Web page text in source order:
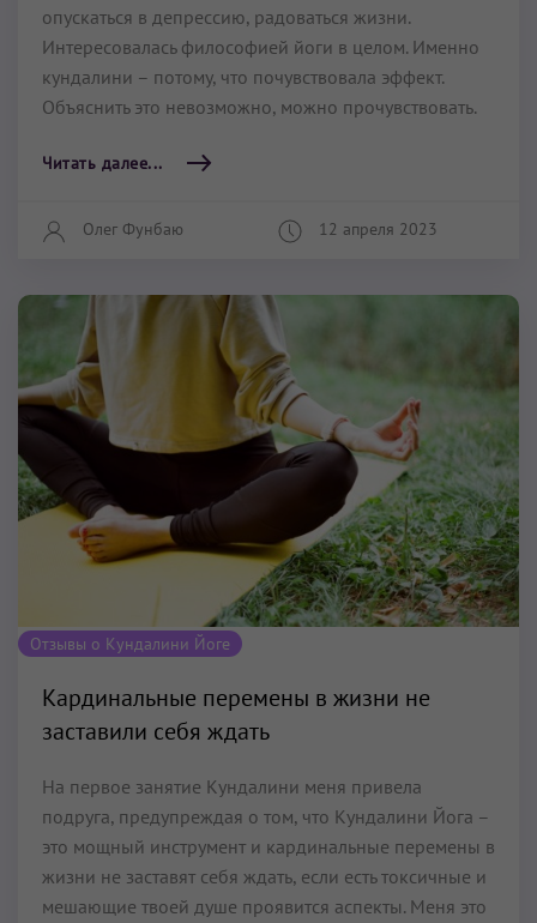
опускаться в депрессию, радоваться жизни.
Интересовалась философией йоги в целом. Именно
кундалини – потому, что почувствовала эффект.
Объяснить это невозможно, можно прочувствовать.
Читать далее...
Олег Фунбаю 12 апреля 2023
Отзывы о Кундалини Йоге
Кардинальные перемены в жизни не
заставили себя ждать
На первое занятие Кундалини меня привела
подруга, предупреждая о том, что Кундалини Йога –
это мощный инструмент и кардинальные перемены в
жизни не заставят себя ждать, если есть токсичные и
мешающие твоей душе проявится аспекты. Меня это